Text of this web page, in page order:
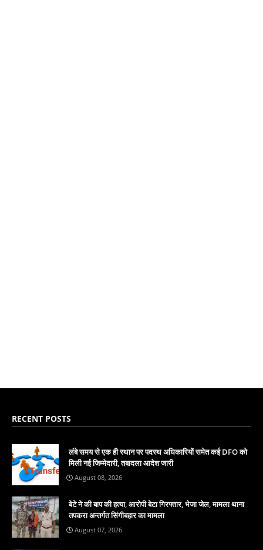
RECENT POSTS
लंबे समय से एक ही स्थान पर पदस्थ अधिकारियों समेत कई DFO को
मिली नई जिम्मेदारी, तबादला आदेश जारी
August 08, 2026
बेटे ने की बाप की हत्या, आरोपी बेटा गिरफ्तार, भेजा जेल, मामला थाना
तपकरा अन्तर्गत सिंगीबहार का मामला
August 07, 2026